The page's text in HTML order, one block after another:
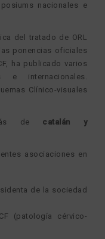
nacionales e
del tratado de ORL
ponencias oficiales
ha publicado varios
e internacionales.
Clínico-visuales
de catalán y
asociaciones en
de la sociedad
(patología cérvico-